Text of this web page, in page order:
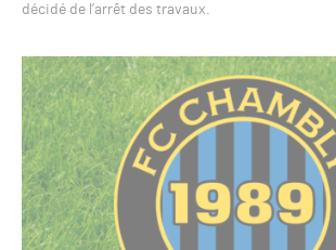
décidé de l’arrêt des travaux.